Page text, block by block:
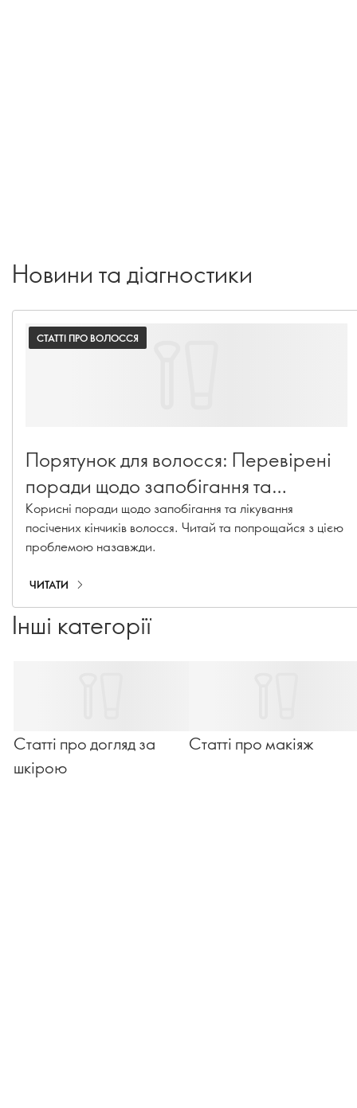
Новини та діагностики
СТАТТІ ПРО ВОЛОССЯ
Порятунок для волосся: Перевірені
поради щодо запобігання та
лікування посічених кінчиків
Корисні поради щодо запобігання та лікування
посічених кінчиків волосся. Читай та попрощайся з цією
проблемою назавжди.
ЧИТАТИ
Інші категорії
Статті про догляд за
шкірою
Статті про макіяж